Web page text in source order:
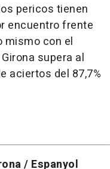
pericos tienen
encuentro frente
mismo con el
supera al
aciertos del 87,7%
/ Espanyol